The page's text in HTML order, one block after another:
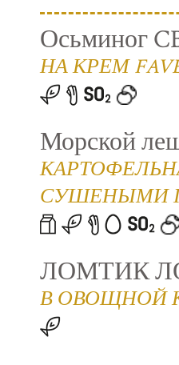
Осьминог
НА КРЕМ
Морской
СУШЕНЫМИ
ЛОМТИК
В ОВОЩНОЙ